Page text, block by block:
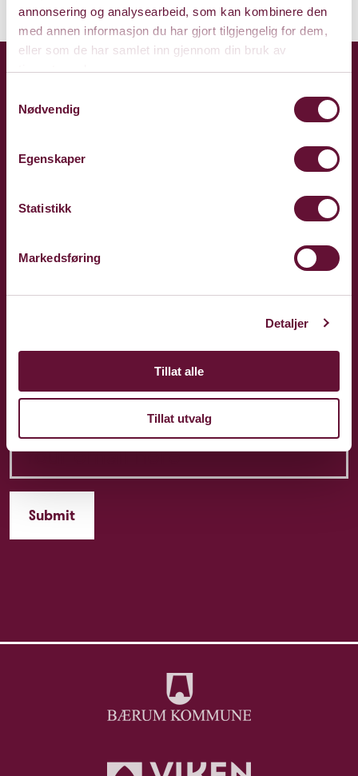
annonsering og analysearbeid, som kan kombinere den
med annen informasjon du har gjort tilgjengelig for dem,
eller som de har samlet inn gjennom din bruk av
tjenestene deres.
Nødvendig
Egenskaper
Statistikk
Markedsføring
Detaljer
Tillat alle
Tillat utvalg
Phone: +47 81 51 17 77
Sign up for our newsletter: